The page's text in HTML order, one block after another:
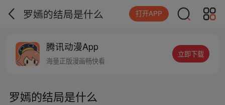
罗嫣的结局是什么 打开APP
腾讯动漫App
海量正版漫画畅快看
立即下载
罗嫣的结局是什么